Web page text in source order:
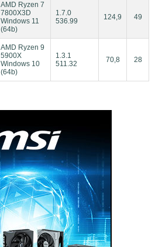
AMD Ryzen 7
7800X3D
Windows 11
(64b)
1.7.0
536.99
124,9 49
AMD Ryzen 9
5900X
Windows 10
(64b)
1.3.1
511.32
70,8 28